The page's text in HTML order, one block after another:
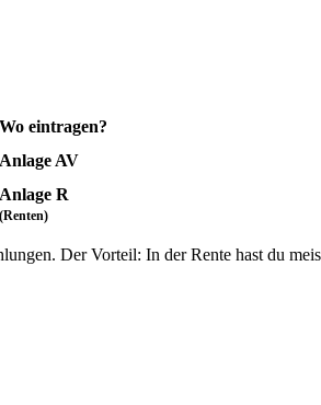
Wo eintragen?
Anlage AV
Anlage R
(Renten)
Der Vorteil: In der Rente hast du